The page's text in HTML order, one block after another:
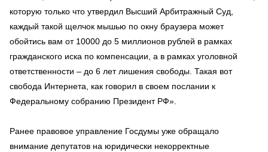
которую только что утвердил Высший Арбитражный Суд,
каждый такой щелчок мышью по окну браузера может
обойтись вам от 10000 до 5 миллионов рублей в рамках
гражданского иска по компенсации, а в рамках уголовной
ответственности – до 6 лет лишения свободы. Такая вот
свобода Интернета, как говорил в своем послании к
Федеральному собранию Президент РФ».
Ранее правовое управление Госдумы уже обращало
внимание депутатов на юридически некорректные